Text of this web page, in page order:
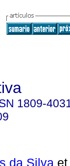
1809-
da Silva